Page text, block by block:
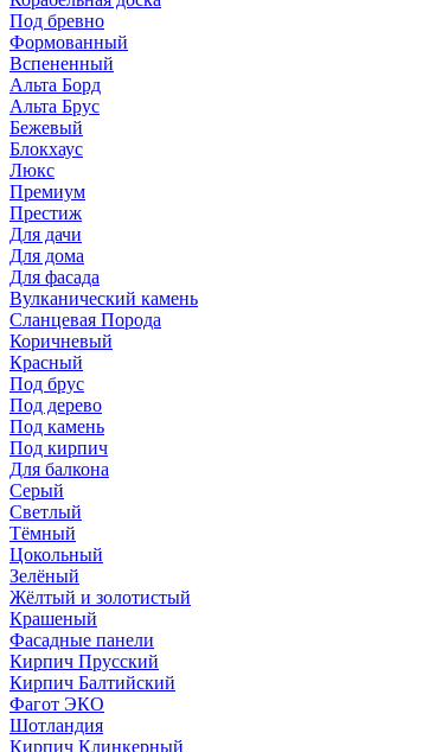
Под бревно
Формованный
Вспененный
Альта Борд
Альта Брус
Бежевый
Блокхаус
Люкс
Премиум
Престиж
Для дачи
Для дома
Для фасада
Вулканический камень
Сланцевая Порода
Коричневый
Красный
Под брус
Под дерево
Под камень
Под кирпич
Для балкона
Серый
Светлый
Тёмный
Цокольный
Зелёный
Жёлтый и золотистый
Крашеный
Фасадные панели
Кирпич Прусский
Кирпич Балтийский
Фагот ЭКО
Шотландия
Кирпич Клинкерный